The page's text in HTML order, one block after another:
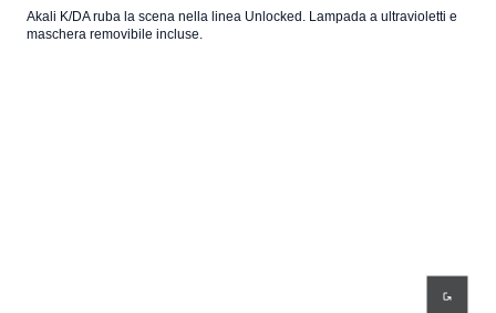
Akali K/DA ruba la scena nella linea Unlocked. Lampada a ultravioletti e
maschera removibile incluse.